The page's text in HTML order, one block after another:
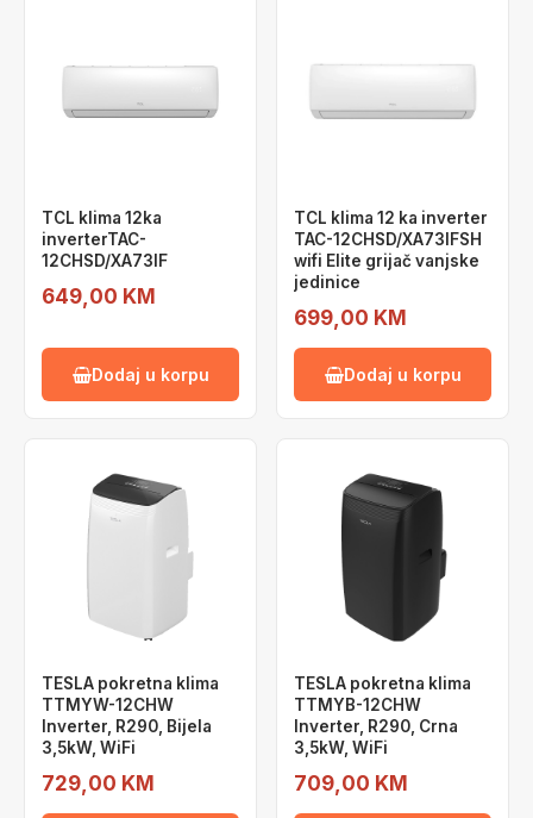
TCL klima 12ka
inverterTAC-
12CHSD/XA73IF
649,00 KM
Dodaj u korpu
TCL klima 12 ka inverter
TAC-12CHSD/XA73IFSH
wifi Elite grijač vanjske
jedinice
699,00 KM
Dodaj u korpu
TESLA pokretna klima
TTMYW-12CHW
Inverter, R290, Bijela
3,5kW, WiFi
729,00 KM
TESLA pokretna klima
TTMYB-12CHW
Inverter, R290, Crna
3,5kW, WiFi
709,00 KM